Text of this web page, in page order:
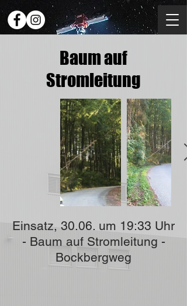
Baum auf
Stromleitung
Einsatz, 30.06. um 19:33 Uhr
- Baum auf Stromleitung -
Bockbergweg